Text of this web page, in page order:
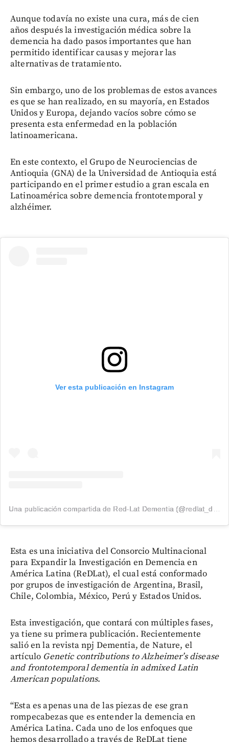
Aunque todavía no existe una cura, más de cien
años después la investigación médica sobre la
demencia ha dado pasos importantes que han
permitido identificar causas y mejorar las
alternativas de tratamiento.
Sin embargo, uno de los problemas de estos avances
es que se han realizado, en su mayoría, en Estados
Unidos y Europa, dejando vacíos sobre cómo se
presenta esta enfermedad en la población
latinoamericana.
En este contexto, el Grupo de Neurociencias de
Antioquia (GNA) de la Universidad de Antioquia está
participando en el primer estudio a gran escala en
Latinoamérica sobre demencia frontotemporal y
alzhéimer.
Ver esta publicación en Instagram
Esta es una iniciativa del Consorcio Multinacional
para Expandir la Investigación en Demencia en
América Latina (ReDLat), el cual está conformado
por grupos de investigación de Argentina, Brasil,
Chile, Colombia, México, Perú y Estados Unidos.
Esta investigación, que contará con múltiples fases,
ya tiene su primera publicación. Recientemente
salió en la revista npj Dementia, de Nature, el
artículo Genetic contributions to Alzheimer’s disease
and frontotemporal dementia in admixed Latin
American populations.
“Esta es apenas una de las piezas de ese gran
rompecabezas que es entender la demencia en
América Latina. Cada uno de los enfoques que
hemos desarrollado a través de ReDLat tiene